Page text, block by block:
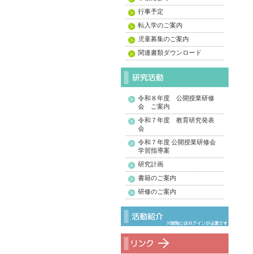
行事予定
転入学のご案内
児童募集のご案内
関連書類ダウンロード
令和８年度 公開授業研修
会 ご案内
令和７年度 教育研究発表
会
令和７年度 公開授業研修会
学習指導案
研究計画
書籍のご案内
研修のご案内